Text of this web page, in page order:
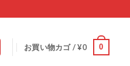
お買い物カゴ /¥0 0